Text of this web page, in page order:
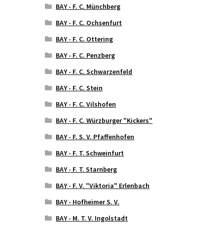
BAY - F. C. Münchberg
BAY - F. C. Ochsenfurt
BAY - F. C. Ottering
BAY - F. C. Penzberg
BAY - F. C. Schwarzenfeld
BAY - F. C. Stein
BAY - F. C. Vilshofen
BAY - F. C. Würzburger "Kickers"
BAY - F. S. V. Pfaffenhofen
BAY - F. T. Schweinfurt
BAY - F. T. Starnberg
BAY - F. V. "Viktoria" Erlenbach
BAY - Hofheimer S. V.
BAY - M. T. V. Ingolstadt